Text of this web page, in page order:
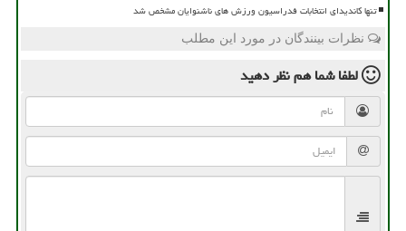
تنها کاندیدای انتخابات فدراسیون ورزش های ناشنوایان مشخص شد
نظرات بینندگان در مورد این مطلب
لطفا شما همنظر دهید